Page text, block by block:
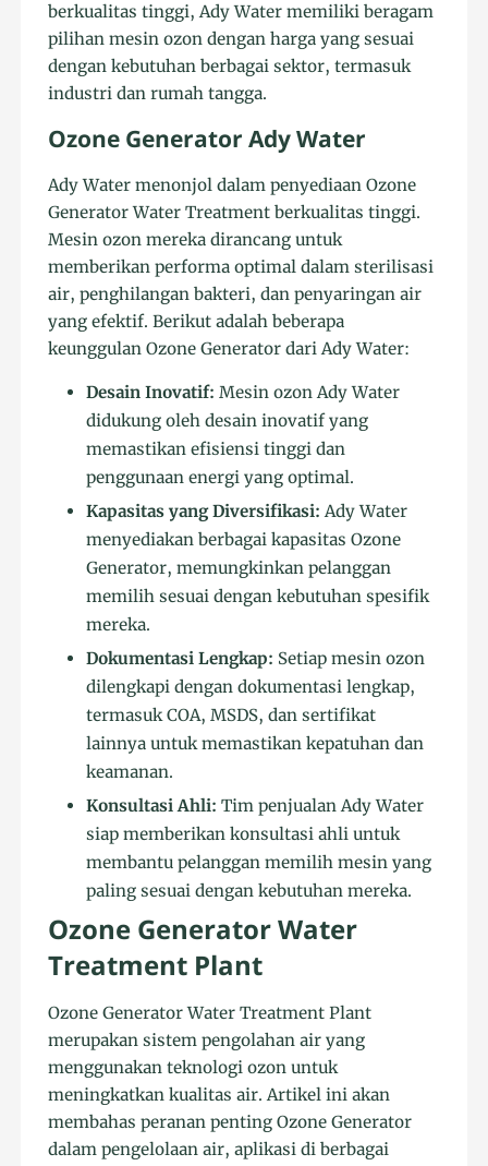
berkualitas tinggi, Ady Water memiliki beragam
pilihan mesin ozon dengan harga yang sesuai
dengan kebutuhan berbagai sektor, termasuk
industri dan rumah tangga.
Ozone Generator Ady Water
Ady Water menonjol dalam penyediaan Ozone
Generator Water Treatment berkualitas tinggi.
Mesin ozon mereka dirancang untuk
memberikan performa optimal dalam sterilisasi
air, penghilangan bakteri, dan penyaringan air
yang efektif. Berikut adalah beberapa
keunggulan Ozone Generator dari Ady Water:
Desain Inovatif: Mesin ozon Ady Water
didukung oleh desain inovatif yang
memastikan efisiensi tinggi dan
penggunaan energi yang optimal.
Kapasitas yang Diversifikasi: Ady Water
menyediakan berbagai kapasitas Ozone
Generator, memungkinkan pelanggan
memilih sesuai dengan kebutuhan spesifik
mereka.
Dokumentasi Lengkap: Setiap mesin ozon
dilengkapi dengan dokumentasi lengkap,
termasuk COA, MSDS, dan sertifikat
lainnya untuk memastikan kepatuhan dan
keamanan.
Konsultasi Ahli: Tim penjualan Ady Water
siap memberikan konsultasi ahli untuk
membantu pelanggan memilih mesin yang
paling sesuai dengan kebutuhan mereka.
Ozone Generator Water
Treatment Plant
Ozone Generator Water Treatment Plant
merupakan sistem pengolahan air yang
menggunakan teknologi ozon untuk
meningkatkan kualitas air. Artikel ini akan
membahas peranan penting Ozone Generator
dalam pengelolaan air, aplikasi di berbagai